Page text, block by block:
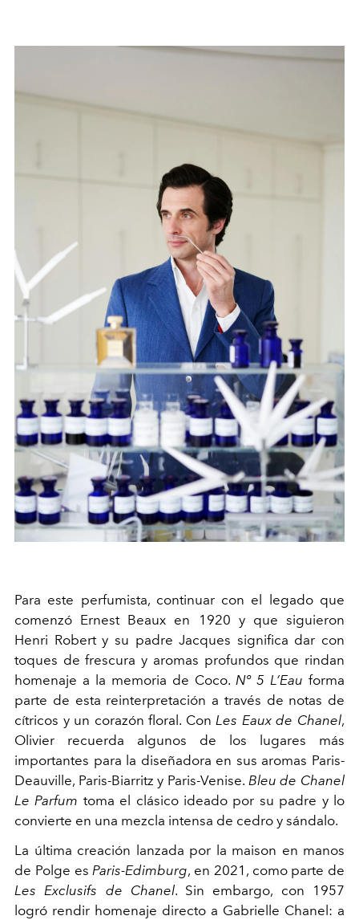
Para este perfumista, continuar con el legado que
comenzó Ernest Beaux en 1920 y que siguieron
Henri Robert y su padre Jacques significa dar con
toques de frescura y aromas profundos que rindan
homenaje a la memoria de Coco. Nº 5 L’Eau forma
parte de esta reinterpretación a través de notas de
cítricos y un corazón floral. Con Les Eaux de Chanel,
Olivier recuerda algunos de los lugares más
importantes para la diseñadora en sus aromas Paris-
Deauville, Paris-Biarritz y Paris-Venise. Bleu de Chanel
Le Parfum toma el clásico ideado por su padre y lo
convierte en una mezcla intensa de cedro y sándalo.
La última creación lanzada por la maison en manos
de Polge es Paris-Edimburg, en 2021, como parte de
Les Exclusifs de Chanel. Sin embargo, con 1957
logró rendir homenaje directo a Gabrielle Chanel: a